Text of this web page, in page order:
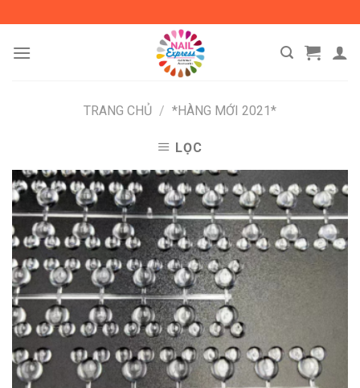
content
TRANG CHỦ / *HÀNG MỚI 2021*
LỌC